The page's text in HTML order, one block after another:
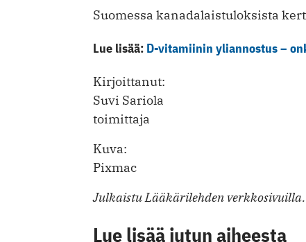
Suomessa kanadalaistuloksista
Lue lisää: D-vitamiinin yliannostus –
Kirjoittanut:
Suvi Sariola
toimittaja
Kuva:
Pixmac
Julkaistu Lääkärilehden verkkosivuilla.
Lue lisää jutun aiheesta